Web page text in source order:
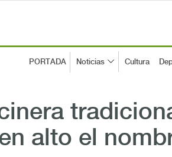
PORTADA Noticias Cultura
alto el